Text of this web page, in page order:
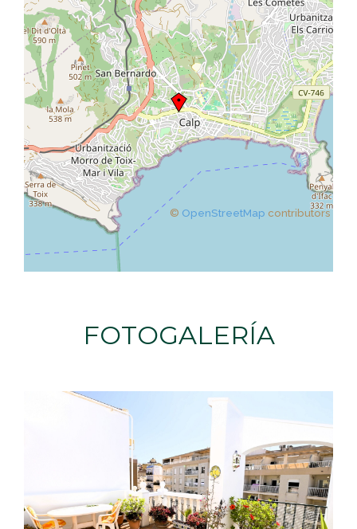
© OpenStreetMap contributors
FOTOGALERÍA